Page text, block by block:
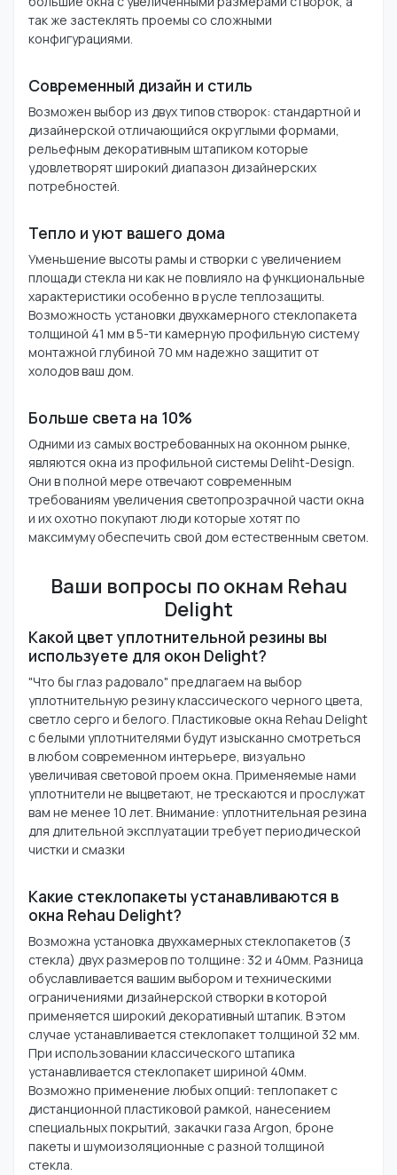
так же застеклять проемы со сложными
конфигурациями.
Современный дизайн и стиль
Возможен выбор из двух типов створок: стандартной и
дизайнерской отличающийся округлыми формами,
рельефным декоративным штапиком которые
удовлетворят широкий диапазон дизайнерских
потребностей.
Тепло и уют вашего дома
Уменьшение высоты рамы и створки с увеличением
площади стекла ни как не повлияло на функциональные
характеристики особенно в русле теплозащиты.
Возможность установки двухкамерного стеклопакета
толщиной 41 мм в 5-ти камерную профильную систему
монтажной глубиной 70 мм надежно защитит от
холодов ваш дом.
Больше света на 10%
Одними из самых востребованных на оконном рынке,
являются окна из профильной системы Deliht-Design.
Они в полной мере отвечают современным
требованиям увеличения светопрозрачной части окна
и их охотно покупают люди которые хотят по
максимуму обеспечить свой дом естественным светом.
Ваши вопросы по окнам Rehau
Delight
Какой цвет уплотнительной резины вы
используете для окон Delight?
"Что бы глаз радовало" предлагаем на выбор
уплотнительную резину классического черного цвета,
светло серго и белого. Пластиковые окна Rehau Delight
с белыми уплотнителями будут изысканно смотреться
в любом современном интерьере, визуально
увеличивая световой проем окна. Применяемые нами
уплотнители не выцветают, не трескаются и прослужат
вам не менее 10 лет. Внимание: уплотнительная резина
для длительной эксплуатации требует периодической
чистки и смазки
Какие стеклопакеты устанавливаются в
окна Rehau Delight?
Возможна установка двухкамерных стеклопакетов (3
стекла) двух размеров по толщине: 32 и 40мм. Разница
обуславливается вашим выбором и техническими
ограничениями дизайнерской створки в которой
применяется широкий декоративный штапик. В этом
случае устанавливается стеклопакет толщиной 32 мм.
При использовании классического штапика
устанавливается стеклопакет шириной 40мм.
Возможно применение любых опций: теплопакет с
дистанционной пластиковой рамкой, нанесением
специальных покрытий, закачки газа Argon, броне
пакеты и шумоизоляционные с разной толщиной
стекла.